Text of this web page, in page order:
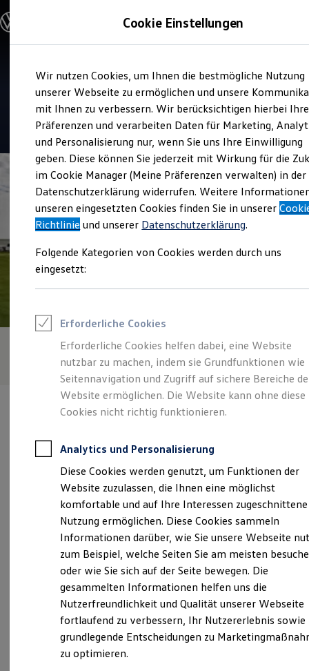
Hauptinhalt
springen
Footer
springen
Modelle & Konfigurator
Nutzfahrzeugkategorien entdecken
Modelle konfigurieren
Vorgängermodelle und Oldtimer
Vorgängermodelle
Oldtimer
Bulli Historie
Branchenlösungen & Gewerbekunden
Umbaulösungen und Hersteller finden
Auf- und Umbauten entdecken & konfigurieren
Groß- und Sonderkunden
Großkunden
Kommunen & Behörden
Journalisten
Sportvereine
Branchenlösungen
Gewerbliche Personenbeförderung
Service & mobile Werkstätten
Kühlfahrzeuge
ONE Business ID Vorteile
Fahrzeugsuche & Marktplatz
Fahrzeugsuche
Fahrzeuge online kaufen
Digitaler Marktplatz
Kauf & Finanzierung
Online-Fahrzeugbewertung
Aktionen & Angebote
Für Gewerbekunden
Profi Paket
TopDeal
Gebrauchtwagen
ProfiPartner für Gebrauchtwagen
Zertifizierte Gebrauchtwagen
Finanzierung
Für Privatkunden
Für Gewerbekunden
Leasing
Für Privatkunden
Für Gewerbekunden
Versicherungen & Garantien
Garantien
Kfz-Versicherung für Nutzfahrzeuge
Restschuldversicherung
Wartungsverträge
Besitzer & Service
Verkauf und Service
Auto-Technik Dähne
4.8| 34 Bewertungen
Verantwortlich für die Inhalte auf dieser Seite ist die Auto-Technik
Dähne GmbH (Impressum & Rechtliches)
Grünauer Fenn 5, 14712 Rathenow
info-r@a-t-d.de
Montag-Freitag 07:00-18:00 Uhr
Samstag
08:00 -12:30 Uhr
Cookie Einstellungen
Wir nutzen Cookies, um Ihnen die bestmögliche Nutzung
unserer Webseite zu ermöglichen und unsere
mit Ihnen zu verbessern. Wir berücksichtigen hierbei Ihre
Präferenzen und verarbeiten Daten für Marketing,
und Personalisierung nur, wenn Sie uns Ihre Einwilligung
geben. Diese können Sie jederzeit mit Wirkung für die
im Cookie Manager (Meine Präferenzen verwalten) in der
Datenschutzerklärung widerrufen. Weitere
unseren eingesetzten Cookies finden Sie in unserer
Richtlinie und unserer Datenschutzerklärung.
Folgende Kategorien von Cookies werden durch uns
eingesetzt:
Erforderliche Cookies
Erforderliche Cookies helfen dabei, eine Website
nutzbar zu machen, indem sie Grundfunktionen wie
Seitennavigation und Zugriff auf sichere Bereiche
Website ermöglichen. Die Website kann ohne diese
Cookies nicht richtig funktionieren.
Analytics und Personalisierung
Diese Cookies werden genutzt, um Funktionen der
Website zuzulassen, die Ihnen eine möglichst
komfortable und auf Ihre Interessen zugeschnittene
Nutzung ermöglichen. Diese Cookies sammeln
Informationen darüber, wie Sie unsere Webseite
zum Beispiel, welche Seiten Sie am meisten
oder wie Sie sich auf der Seite bewegen. Die
gesammelten Informationen helfen uns die
Nutzerfreundlichkeit und Qualität unserer Webseite
fortlaufend zu verbessern, Ihr Nutzererlebnis sowie
grundlegende Entscheidungen zu
zu optimieren.